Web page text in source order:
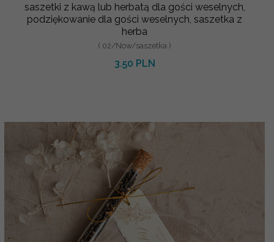
saszetki z kawą lub herbatą dla gości weselnych,
podziękowanie dla gości weselnych, saszetka z
herba
( 02/Now/saszetka )
3.50 PLN